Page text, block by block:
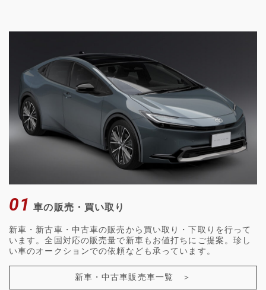
01 車の販売・買い取り
新車・新古車・中古車の販売から買い取り・下取りを行って
います。全国対応の販売量で新車もお値打ちにご提案。珍し
い車のオークションでの依頼なども承っています。
新車・中古車販売車一覧 ＞